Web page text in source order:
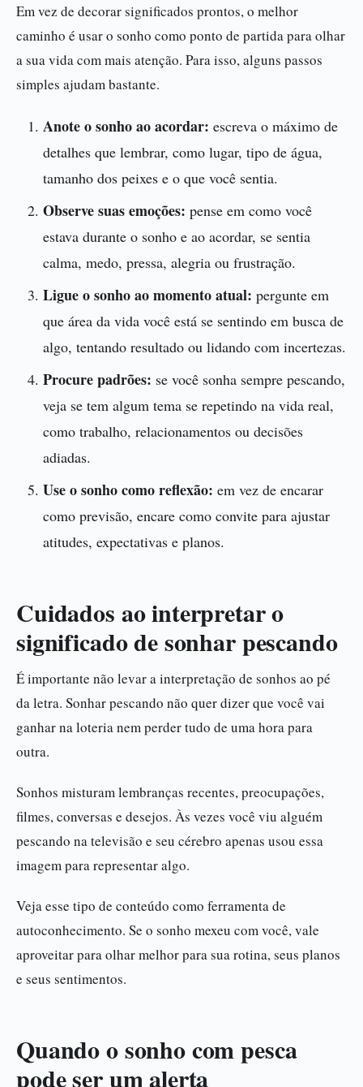
Em vez de decorar significados prontos, o melhor
caminho é usar o sonho como ponto de partida para olhar
a sua vida com mais atenção. Para isso, alguns passos
simples ajudam bastante.
Anote o sonho ao acordar: escreva o máximo de
detalhes que lembrar, como lugar, tipo de água,
tamanho dos peixes e o que você sentia.
Observe suas emoções: pense em como você
estava durante o sonho e ao acordar, se sentia
calma, medo, pressa, alegria ou frustração.
Ligue o sonho ao momento atual: pergunte em
que área da vida você está se sentindo em busca de
algo, tentando resultado ou lidando com incertezas.
Procure padrões: se você sonha sempre pescando,
veja se tem algum tema se repetindo na vida real,
como trabalho, relacionamentos ou decisões
adiadas.
Use o sonho como reflexão: em vez de encarar
como previsão, encare como convite para ajustar
atitudes, expectativas e planos.
Cuidados ao interpretar o
significado de sonhar pescando
É importante não levar a interpretação de sonhos ao pé
da letra. Sonhar pescando não quer dizer que você vai
ganhar na loteria nem perder tudo de uma hora para
outra.
Sonhos misturam lembranças recentes, preocupações,
filmes, conversas e desejos. Às vezes você viu alguém
pescando na televisão e seu cérebro apenas usou essa
imagem para representar algo.
Veja esse tipo de conteúdo como ferramenta de
autoconhecimento. Se o sonho mexeu com você, vale
aproveitar para olhar melhor para sua rotina, seus planos
e seus sentimentos.
Quando o sonho com pesca
pode ser um alerta